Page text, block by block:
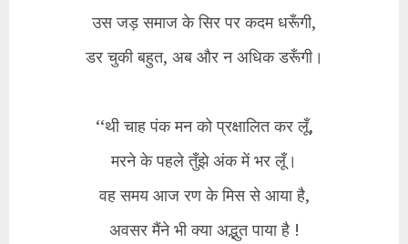
उस जड़ समाज के सिर पर कदम धरूँगी,
डर चुकी बहुत, अब और न अधिक डरूँगी।
‘‘थी चाह पंक मन को प्रक्षालित कर लूँ,
मरने के पहले तुँझे अंक में भर लूँ।
वह समय आज रण के मिस से आया है,
अवसर मैंने भी क्या अद्भुत पाया है !